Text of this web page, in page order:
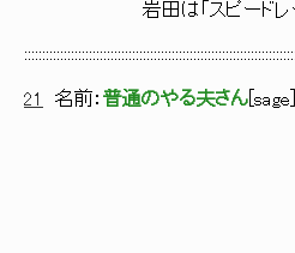
岩田は「スピードレース」
21 名前： 普通のやる夫さん sage